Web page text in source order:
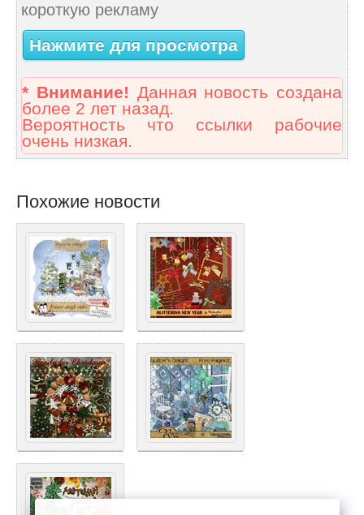
короткую рекламу
Нажмите для просмотра
* Внимание! Данная новость создана
более 2 лет назад.
Вероятность что ссылки рабочие
очень низкая.
Похожие новости